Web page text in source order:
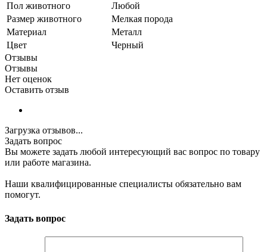
Пол животного
Любой
Размер животного
Мелкая порода
Материал
Металл
Цвет
Черный
Отзывы
Отзывы
Нет оценок
Оставить отзыв
Загрузка отзывов...
Задать вопрос
Вы можете задать любой интересующий вас вопрос по товару
или работе магазина.
Наши квалифицированные специалисты обязательно вам
помогут.
Задать вопрос